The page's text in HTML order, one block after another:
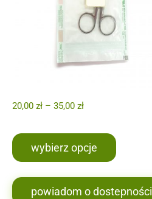
20,00 zł – 35,00 zł
wybierz opcje
powiadom o dostepności